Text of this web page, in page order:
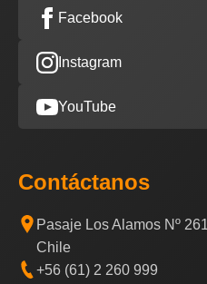
Facebook
Instagram
YouTube
Contáctanos
Pasaje Los Alamos Nº
Chile
+56 (61) 2 260 999